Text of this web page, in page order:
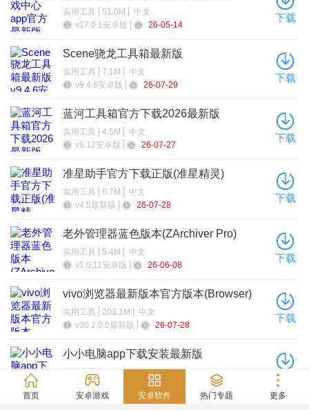
首页 安卓游戏 安卓软件 热门专题 更多
实用工具 51.0M
中文
v17.0.1安卓版
26-05-14
下载
Scene骁龙工具箱最新版
实用工具 7.1M
中文
v9.4.6安卓版
26-07-29
下载
蓝河工具箱官方下载2026最新版
实用工具 4.5M
中文
v6.12安卓版
26-07-27
下载
准星助手官方下载正版(准星精灵)
实用工具 6.7M
中文
v4.5最新版
26-07-28
下载
老外管理器蓝色版本(ZArchiver Pro)
实用工具 5.4M
中文
v1.0.11安卓版
26-06-08
下载
vivo浏览器最新版本官方版本(Browser)
实用工具 203.1M
中文
v30.2.0.0最新版
26-07-28
下载
小小电脑app下载安装最新版
实用工具 964.9M
中文
v1.1.0手机版
26-06-03
下载